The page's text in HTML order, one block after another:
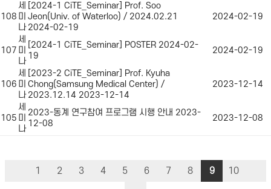
108
세
미
나
[2024-1 CiTE_Seminar] Prof. Soo
Jeon(Univ. of Waterloo) / 2024.02.21
2024-02-19
2024-02-19
107
세
미
나
[2024-1 CiTE_Seminar] POSTER 2024-02-
19
2024-02-19
106
세
미
나
[2023-2 CiTE_Seminar] Prof. Kyuha
Chong(Samsung Medical Center) /
2023.12.14 2023-12-14
2023-12-14
105
세
미
나
2023-동계 연구참여 프로그램 시행 안내 2023-
12-08
2023-12-08
1 2 3 4 5 6 7 8 9 10